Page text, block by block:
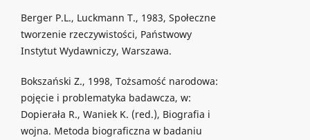
Berger P.L., Luckmann T., 1983, Społeczne
tworzenie rzeczywistości, Państwowy
Instytut Wydawniczy, Warszawa.
Bokszański Z., 1998, Tożsamość narodowa:
pojęcie i problematyka badawcza, w:
Dopierała R., Waniek K. (red.), Biografia i
wojna. Metoda biograficzna w badaniu